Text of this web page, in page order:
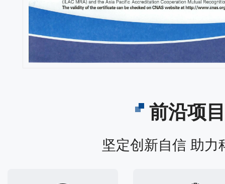
前沿项目
坚定创新自信 助力